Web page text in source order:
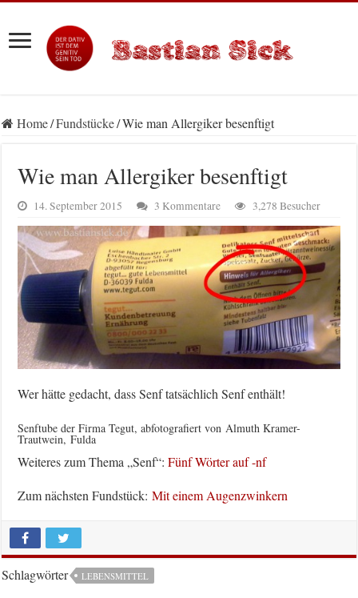
Home/Fundstücke/Wie man Allergiker besenftigt
Wie man Allergiker besenftigt
14. September 2015 3 Kommentare 3,278 Besucher
Wer hätte gedacht, dass Senf tatsächlich Senf enthält!
Senftube der Firma Tegut, abfotografiert von Almuth Kramer-
Trautwein, Fulda
Weiteres zum Thema „Senf“:Fünf Wörter auf -nf
Zum nächsten Fundstück:Mit einem Augenzwinkern
Schlagwörter LEBENSMITTEL